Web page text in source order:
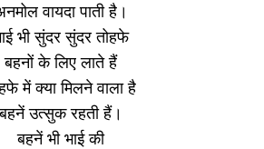
वायदा पाती है।
भी सुंदर सुंदर तोहफे
बहनों के लिए लाते हैं
में क्या मिलने वाला है
बहनें उत्सुक रहती हैं।
बहनें भी भाई की